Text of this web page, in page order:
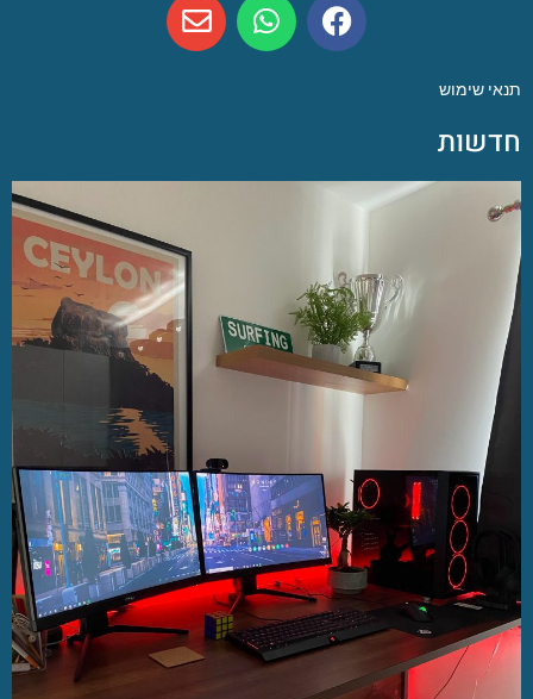
תנאי שימוש
חדשות